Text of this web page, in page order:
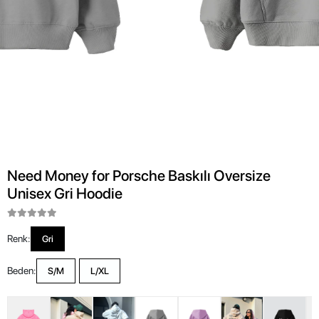
Need Money for Porsche Baskılı Oversize
Unisex Gri Hoodie
Renk: Gri
Beden: S/M L/XL